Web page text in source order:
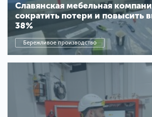
Славянская мебельная
сократить потери и повысить
38%
Бережливое производство